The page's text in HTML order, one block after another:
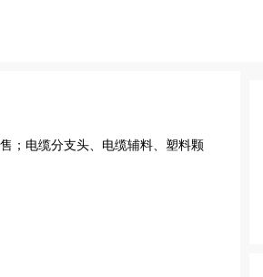
；电缆分支头、电缆辅料、塑料颗